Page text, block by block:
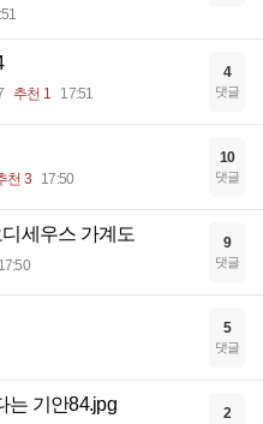
추천 1 17:51
4
댓글
천 3 17:50
10
댓글
세우스 가계도
17:50
9
댓글
5
댓글
는 기안84.jpg 2